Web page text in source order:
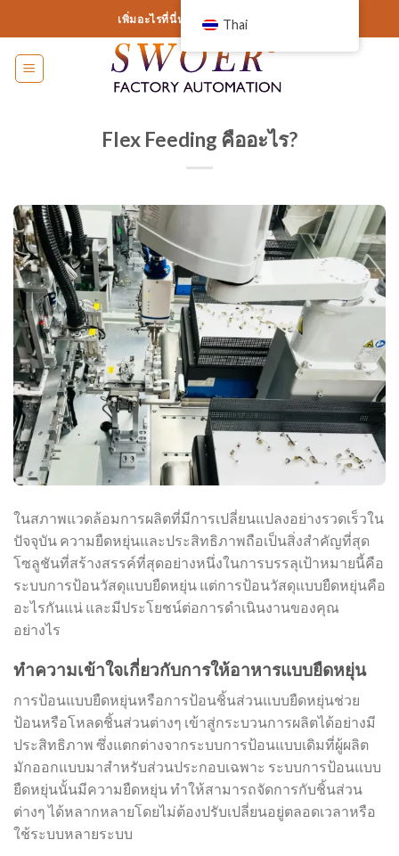
เนื้อหา
เพิ่มอะไรที่นี่หรือเพียงแค่ลบออก...
Flex Feeding คืออะไร?
ในสภาพแวดล้อมการผลิตที่มีการเปลี่ยนแปลงอย่างรวดเร็วใน
ปัจจุบัน ความยืดหยุ่นและประสิทธิภาพถือเป็นสิ่งสำคัญที่สุด
โซลูชันที่สร้างสรรค์ที่สุดอย่างหนึ่งในการบรรลุเป้าหมายนี้คือ
ระบบการป้อนวัสดุแบบยืดหยุ่น แต่การป้อนวัสดุแบบยืดหยุ่นคือ
อะไรกันแน่ และมีประโยชน์ต่อการดำเนินงานของคุณ
อย่างไร
ทำความเข้าใจเกี่ยวกับการให้อาหารแบบยืดหยุ่น
การป้อนแบบยืดหยุ่นหรือการป้อนชิ้นส่วนแบบยืดหยุ่นช่วย
ป้อนหรือโหลดชิ้นส่วนต่างๆ เข้าสู่กระบวนการผลิตได้อย่างมี
ประสิทธิภาพ ซึ่งแตกต่างจากระบบการป้อนแบบเดิมที่ผู้ผลิต
มักออกแบบมาสำหรับส่วนประกอบเฉพาะ ระบบการป้อนแบบ
ยืดหยุ่นนั้นมีความยืดหยุ่น ทำให้สามารถจัดการกับชิ้นส่วน
ต่างๆ ได้หลากหลายโดยไม่ต้องปรับเปลี่ยนอยู่ตลอดเวลาหรือ
ใช้ระบบหลายระบบ
Thai